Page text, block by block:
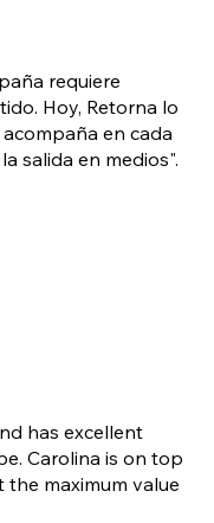
requiere
Hoy, Retorna lo
en cada
salida en medios".
has excellent
Carolina is on top
maximum value